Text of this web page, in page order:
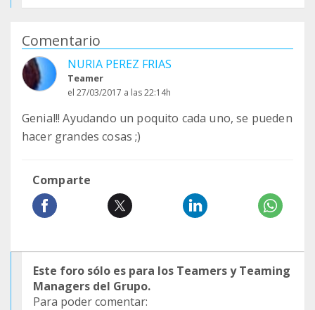
Comentario
NURIA PEREZ FRIAS
Teamer
el 27/03/2017 a las 22:14h
Genial!! Ayudando un poquito cada uno, se pueden
hacer grandes cosas ;)
Comparte
Este foro sólo es para los Teamers y Teaming
Managers del Grupo.
Para poder comentar: